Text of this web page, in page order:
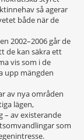
så agerar
både när de
2002–2006 går de
de kan säkra ett
vis som i de
upp mängden
av nya områden
lägen,
– av existerande
som